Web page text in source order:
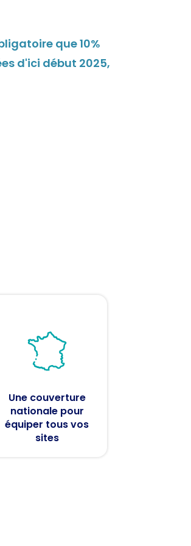
que 10%
d'ici début 2025,
Une couverture
nationale pour
équiper tous vos
sites